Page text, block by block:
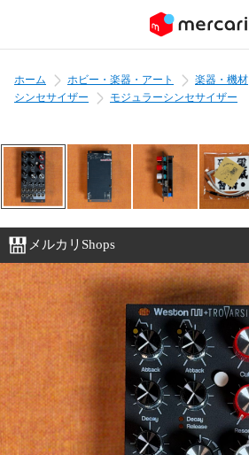
ホーム ホビー・楽器・アート 楽器・機材
シンセサイザー
モジュラーシンセサイザー
メルカリShops